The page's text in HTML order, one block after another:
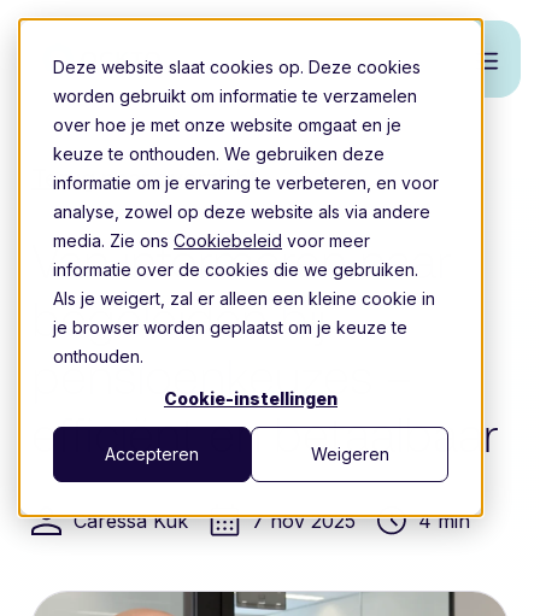
Deze website slaat cookies op. Deze cookies
worden gebruikt om informatie te verzamelen
over hoe je met onze website omgaat en je
keuze te onthouden. We gebruiken deze
informatie om je ervaring te verbeteren, en voor
analyse, zowel op deze website als via andere
media. Zie ons Cookiebeleid voor meer
informatie over de cookies die we gebruiken.
Als je weigert, zal er alleen een kleine cookie in
je browser worden geplaatst om je keuze te
onthouden.
Cookie-instellingen
Accepteren Weigeren
Terug naar overzicht
Van informeren naar
begeleiden bij
pensioenkeuzes –
efficiënt en betaalbaar
Caressa Kuk 7 nov 2025 4 min